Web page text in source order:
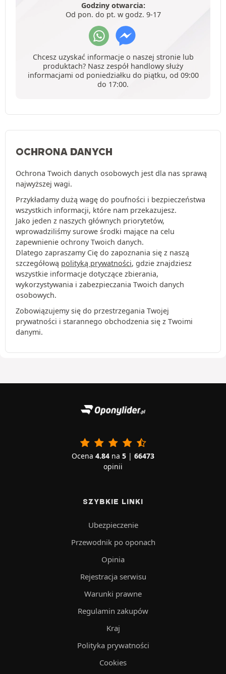
Godziny otwarcia:
Od pon. do pt. w godz. 9-17
Chcesz uzyskać informacje o naszej stronie lub
produktach? Nasz zespół handlowy służy
informacjami od poniedziałku do piątku, od 09:00
do 17:00.
OCHRONA DANYCH
Ochrona Twoich danych osobowych jest dla nas sprawą
najwyższej wagi.
Przykładamy dużą wagę do poufności i bezpieczeństwa
wszystkich informacji, które nam przekazujesz.
Jako jeden z naszych głównych priorytetów,
wprowadziliśmy surowe środki mające na celu
zapewnienie ochrony Twoich danych.
Dlatego zapraszamy Cię do zapoznania się z naszą
szczegółową polityką prywatności, gdzie znajdziesz
wszystkie informacje dotyczące zbierania,
wykorzystywania i zabezpieczania Twoich danych
osobowych.
Zobowiązujemy się do przestrzegania Twojej
prywatności i starannego obchodzenia się z Twoimi
danymi.
Ocena 4.84 na 5 | 66473
opinii
SZYBKIE LINKI
Ubezpieczenie
Przewodnik po oponach
Opinia
Rejestracja serwisu
Warunki prawne
Regulamin zakupów
Kraj
Polityka prywatności
Cookies